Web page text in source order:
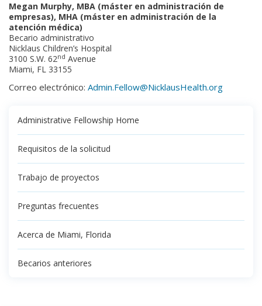
Megan Murphy, MBA (máster en administración de
empresas), MHA (máster en administración de la
atención médica)
Becario administrativo
Nicklaus Children’s Hospital
3100 S.W. 62nd Avenue
Miami, FL 33155
Correo electrónico: Admin.Fellow@NicklausHealth.org
Administrative Fellowship Home
Requisitos de la solicitud
Trabajo de proyectos
Preguntas frecuentes
Acerca de Miami, Florida
Becarios anteriores